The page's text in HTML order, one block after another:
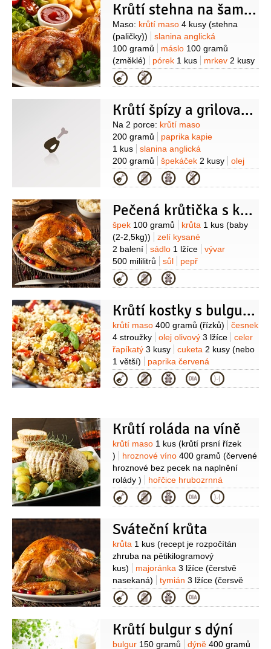
Krůtí stehna na šampaňském a šťouchané brambory se šalotkou
Suroviny
Maso: krůtí maso 4 kusy (stehna
(paličky))
slanina anglická
100 gramů
máslo 100 gramů
(změklé)
pórek 1 kus mrkev 2 kusy
(velká)
pastinák
8 snítek
cibulka jarní
Příloha:
brambory 1 kilogram
cibule
šalotka
6 kusů máslo2 lžíce
třtinový
1/2 lžičky
petržel hladkolistá
1 hrst
mléko 2 lžíce
(nemusí
být)
Kategorie
Krůtí špízy a grilovaný ananas
Suroviny
Na 2 porce: krůtí maso
200 gramů
paprika kapie
1 kus
slanina anglická
200 gramů
špekáček 2 kusy
olej
(rostlinný nebo řepkový)
(několik snítek)
sůl Dezert: ananas
(rostlinný)
Kategorie
Pečená krůtička s kyselým zelím
Suroviny
špek 100 gramů krůta 1 kus (baby
(2-2,5kg))
zelí kysané
2 balení
sádlo 1 lžíce
vývar
500 mililitrů
sůl pepř
Kategorie
Krůtí kostky s bulgurem a zeleninou
Suroviny
krůtí maso 400 gramů (řízků)
česnek
4 stroužky
olej olivový 3 lžíce
celer
řapíkatý 3 kusy cuketa 2 kusy (nebo
1 větší)
paprika červená
2 kusy
feferony
1 kus
(zelená)
cizrna
Kategorie
Krůtí roláda na víně
Suroviny
krůtí maso 1 kus (krůtí prsní řízek
)
hroznové víno 400 gramů (červené
hroznové bez pecek na naplnění
rolády )
hořčice hrubozrnná
2 lžíce
šunka4 plátky
(dětská
krůtí)
olej olivový(na vymazání
červené1 sklenice (nejlépe v
biokvalitě)
rozmarýn tymián
Kategorie
Sváteční krůta
Suroviny
krůta 1 kus (recept je rozpočítán
zhruba na pětikilogramový
kus)
majoránka 3 lžíce (čerstvě
nasekaná)
tymián 3 lžíce (čersvě
nasekaný)
rozmarýn3 lžíce
nasekaný)
bazalka3 lžíce (čersvě
nasekaný)
olej olivový
1/4 hrnku citron2 kusy (velké) sůl
Kategorie
Krůtí bulgur s dýní
bulgur 150 gramů dýně 400 gramů